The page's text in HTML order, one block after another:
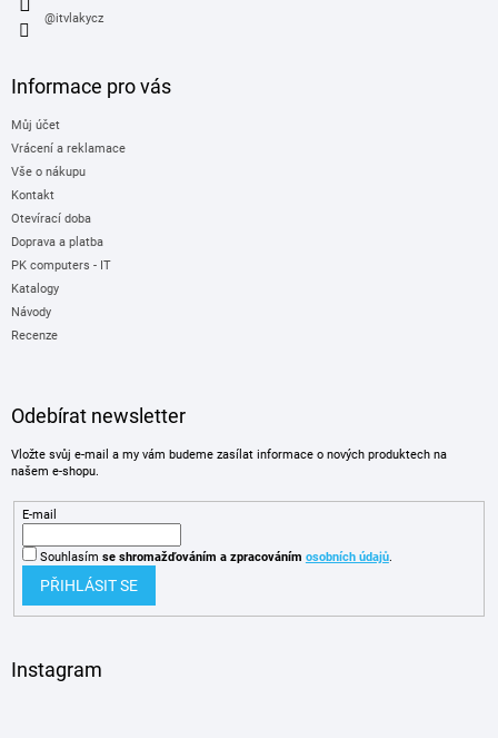
@itvlakycz
Informace pro vás
Můj účet
Vrácení a reklamace
Vše o nákupu
Kontakt
Otevírací doba
Doprava a platba
PK computers - IT
Katalogy
Návody
Recenze
Odebírat newsletter
Vložte svůj e-mail a my vám budeme zasílat informace o nových produktech na
našem e-shopu.
E-mail
Souhlasím se shromažďováním a zpracováním osobních údajů.
PŘIHLÁSIT SE
Instagram